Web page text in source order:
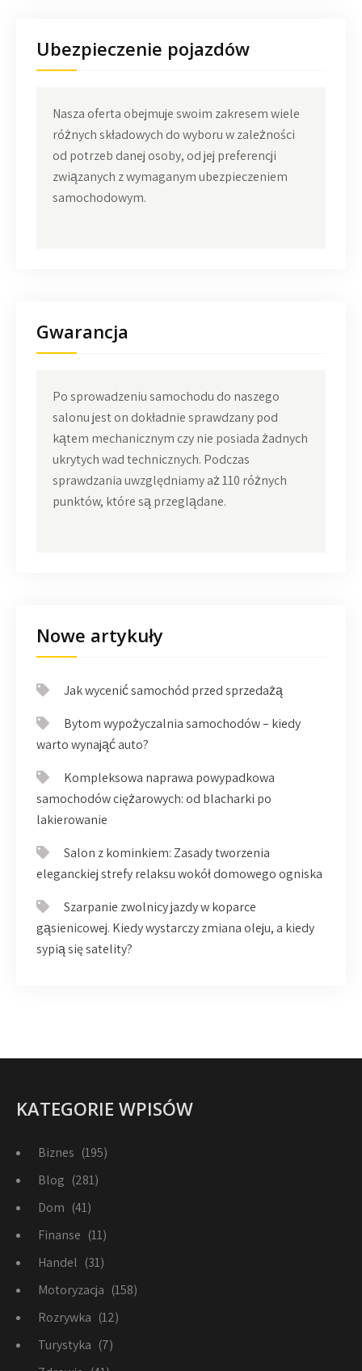
Ubezpieczenie pojazdów
Nasza oferta obejmuje swoim zakresem wiele
różnych składowych do wyboru w zależności
od potrzeb danej osoby, od jej preferencji
związanych z wymaganym ubezpieczeniem
samochodowym.
Gwarancja
Po sprowadzeniu samochodu do naszego
salonu jest on dokładnie sprawdzany pod
kątem mechanicznym czy nie posiada żadnych
ukrytych wad technicznych. Podczas
sprawdzania uwzględniamy aż 110 różnych
punktów, które są przeglądane.
Nowe artykuły
Jak wycenić samochód przed sprzedażą
Bytom wypożyczalnia samochodów – kiedy
warto wynająć auto?
Kompleksowa naprawa powypadkowa
samochodów ciężarowych: od blacharki po
lakierowanie
Salon z kominkiem: Zasady tworzenia
eleganckiej strefy relaksu wokół domowego ogniska
Szarpanie zwolnicy jazdy w koparce
gąsienicowej. Kiedy wystarczy zmiana oleju, a kiedy
sypią się satelity?
KATEGORIE WPISÓW
Biznes (195)
Blog (281)
Dom (41)
Finanse (11)
Handel (31)
Motoryzacja (158)
Rozrywka (12)
Turystyka (7)